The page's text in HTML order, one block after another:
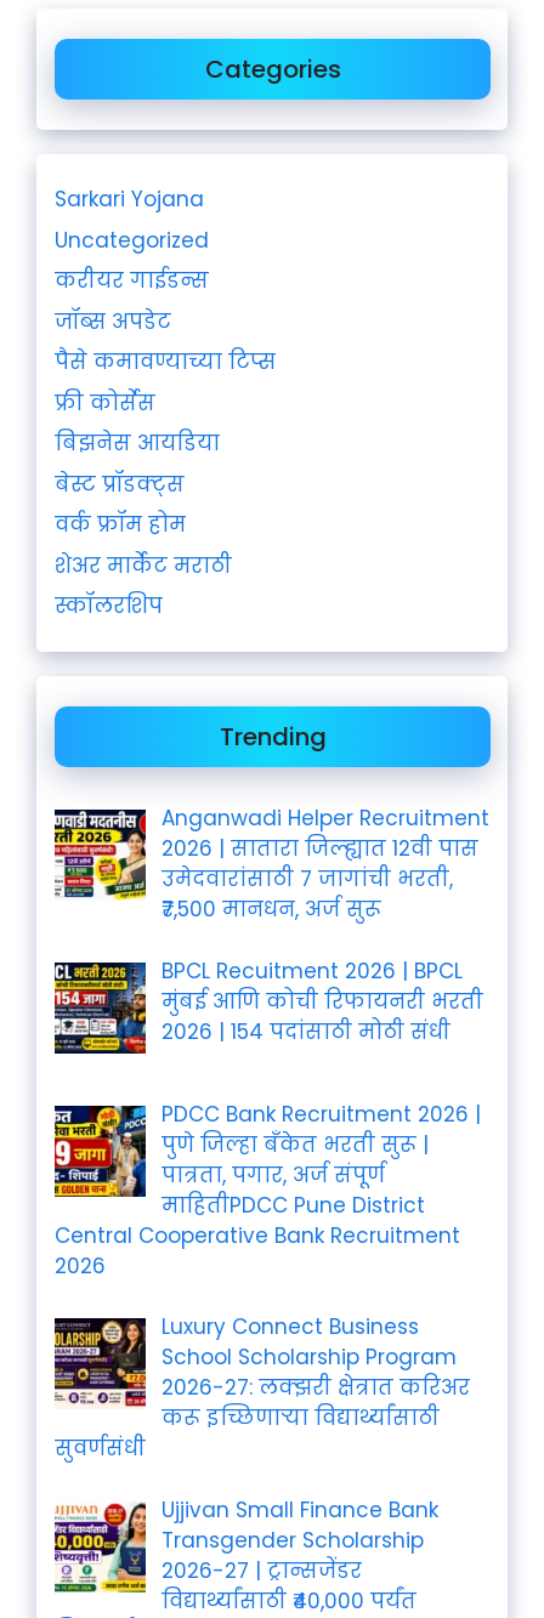
Categories
Sarkari Yojana
Uncategorized
करीयर गाईडन्स
जॉब्स अपडेट
पैसे कमावण्याच्या टिप्स
फ्री कोर्सेस
बिझनेस आयडिया
बेस्ट प्रॉडक्ट्स
वर्क फ्रॉम होम
शेअर मार्केट मराठी
स्कॉलरशिप
Trending
Anganwadi Helper Recruitment
2026 | सातारा जिल्ह्यात 12वी पास
उमेदवारांसाठी 7 जागांची भरती,
₹7,500 मानधन, अर्ज सुरू
BPCL Recuitment 2026 | BPCL
मुंबई आणि कोची रिफायनरी भरती
2026 | 154 पदांसाठी मोठी संधी
PDCC Bank Recruitment 2026 |
पुणे जिल्हा बँकेत भरती सुरू |
पात्रता, पगार, अर्ज संपूर्ण
माहितीPDCC Pune District
Central Cooperative Bank Recruitment
2026
Luxury Connect Business
School Scholarship Program
2026-27: लक्झरी क्षेत्रात करिअर
करू इच्छिणाऱ्या विद्यार्थ्यांसाठी
सुवर्णसंधी
Ujjivan Small Finance Bank
Transgender Scholarship
2026-27 | ट्रान्सजेंडर
विद्यार्थ्यांसाठी ₹40,000 पर्यंत